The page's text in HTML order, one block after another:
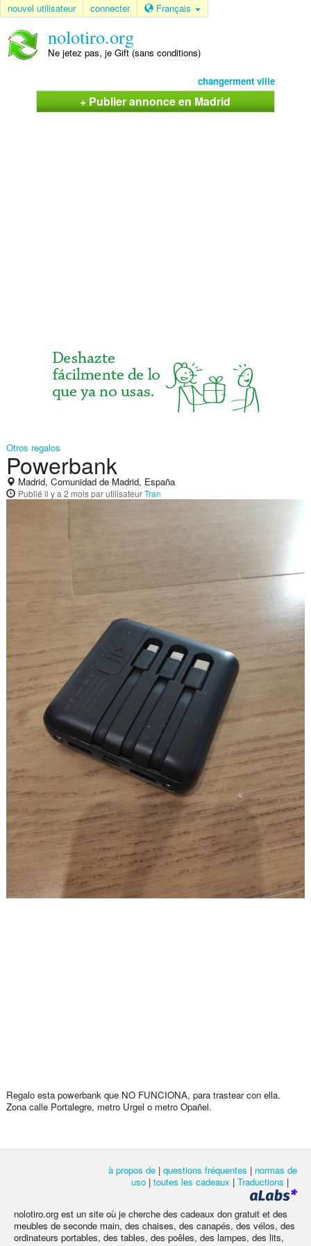
nouvel utilisateur connecter Français
nolotiro.org
Ne jetez pas, je Gift (sans conditions)
changerment ville
+ Publier annonce en Madrid
Otros regalos
Powerbank
Madrid, Comunidad de Madrid, España
Publié il y a 2 moispar utilisateurTran
Regalo esta powerbank que NO FUNCIONA, para trastear con ella.
Zona calle Portalegre, metro Urgel o metro Opañel.
à propos de | questions fréquentes | normas de
uso | toutes les cadeaux | Traductions |
nolotiro.org est un site où je cherche des cadeaux don gratuit et des
meubles de seconde main, des chaises, des canapés, des vélos, des
ordinateurs portables, des tables, des poêles, des lampes, des lits,